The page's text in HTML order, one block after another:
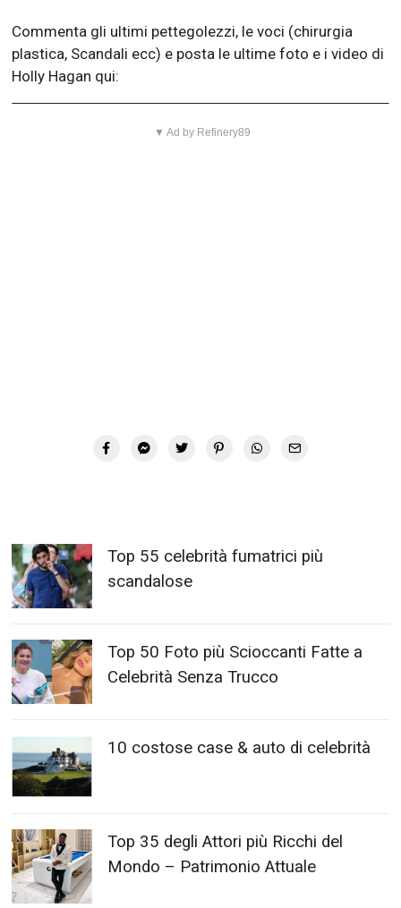
Commenta gli ultimi pettegolezzi, le voci (chirurgia
plastica, Scandali ecc) e posta le ultime foto e i video di
Holly Hagan qui:
▼ Ad by Refinery89
Top 55 celebrità fumatrici più
scandalose
Top 50 Foto più Scioccanti Fatte a
Celebrità Senza Trucco
10 costose case & auto di celebrità
Top 35 degli Attori più Ricchi del
Mondo – Patrimonio Attuale